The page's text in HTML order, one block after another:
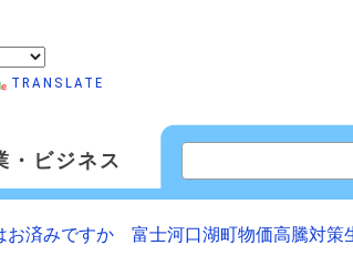
TRANSLATE
・ビジネス
お済みですか 富士河口湖町物価高騰対策